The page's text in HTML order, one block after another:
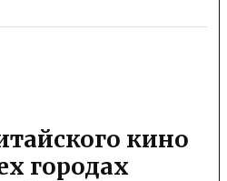
кино
городах